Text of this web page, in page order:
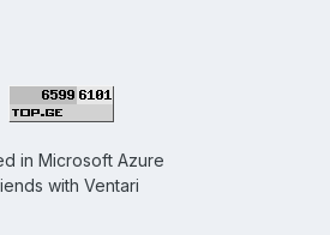
in Microsoft Azure
with Ventari